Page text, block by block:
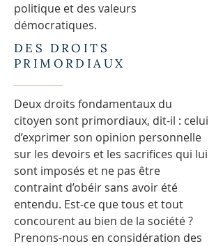
politique et des valeurs
démocratiques.
DES DROITS
PRIMORDIAUX
Deux droits fondamentaux du
citoyen sont primordiaux, dit-il : celui
d’exprimer son opinion personnelle
sur les devoirs et les sacrifices qui lui
sont imposés et ne pas être
contraint d’obéir sans avoir été
entendu. Est-ce que tous et tout
concourent au bien de la société ?
Prenons-nous en considération des